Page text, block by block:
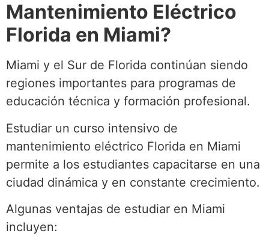
Mantenimiento Eléctrico
Florida en Miami?
Miami y el Sur de Florida continúan siendo
regiones importantes para programas de
educación técnica y formación profesional.
Estudiar un curso intensivo de
mantenimiento eléctrico Florida en Miami
permite a los estudiantes capacitarse en una
ciudad dinámica y en constante crecimiento.
Algunas ventajas de estudiar en Miami
incluyen: